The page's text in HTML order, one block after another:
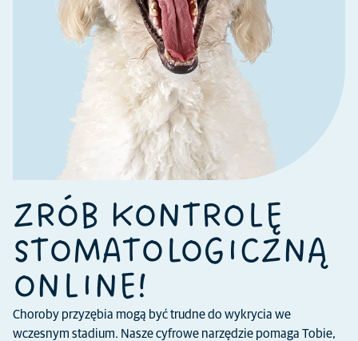
ZRÓB KONTROLĘ
STOMATOLOGICZNĄ
ONLINE!
Choroby przyzębia mogą być trudne do wykrycia we
wczesnym stadium. Nasze cyfrowe narzędzie pomaga Tobie,